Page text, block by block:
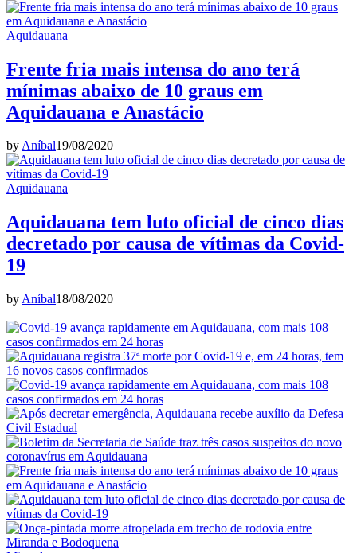
Aquidauana
Frente fria mais intensa do ano terá
mínimas abaixo de 10 graus em
Aquidauana e Anastácio
byAníbal19/08/2020
Aquidauana
Aquidauana tem luto oficial de cinco dias
decretado por causa de vítimas da Covid-
19
by Aníbal18/08/2020